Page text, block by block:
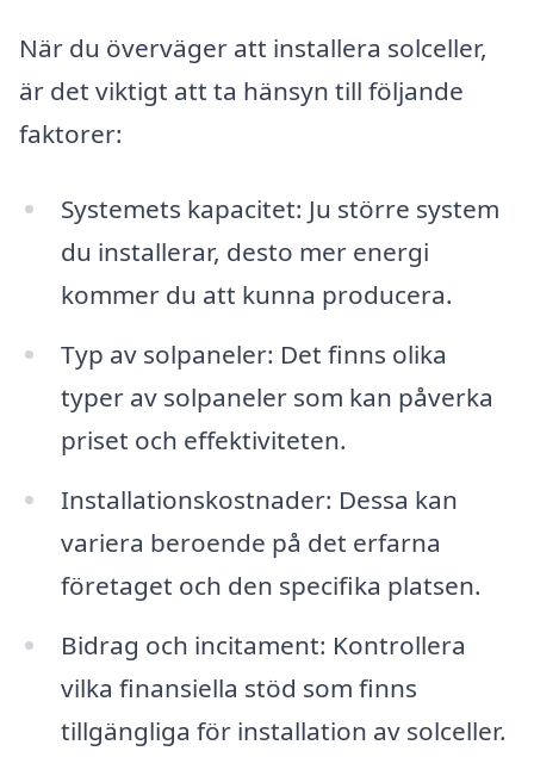
När du överväger att installera solceller,
är det viktigt att ta hänsyn till följande
faktorer:
Systemets kapacitet: Ju större system
du installerar, desto mer energi
kommer du att kunna producera.
Typ av solpaneler: Det finns olika
typer av solpaneler som kan påverka
priset och effektiviteten.
Installationskostnader: Dessa kan
variera beroende på det erfarna
företaget och den specifika platsen.
Bidrag och incitament: Kontrollera
vilka finansiella stöd som finns
tillgängliga för installation av solceller.